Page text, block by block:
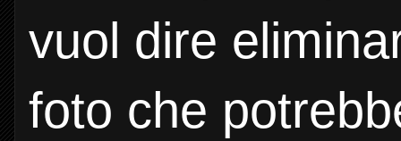
vuol dire
foto che